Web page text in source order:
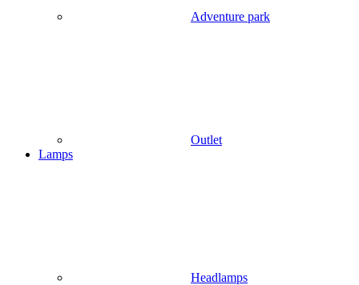
Adventure park
Outlet
Lamps
Headlamps